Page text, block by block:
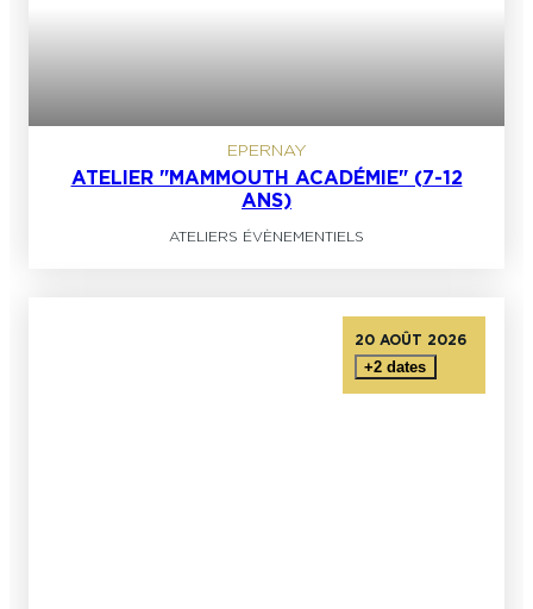
EPERNAY
ATELIER "MAMMOUTH ACADÉMIE" (7-12
ANS)
ATELIERS ÉVÈNEMENTIELS
20 AOÛT 2026
+2 dates